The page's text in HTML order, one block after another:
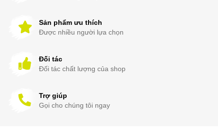
Sản phẩm ưu thích
Được nhiều người lựa chọn
Đối tác
Đối tác chất lượng của shop
Trợ giúp
Gọi cho chúng tôi ngay